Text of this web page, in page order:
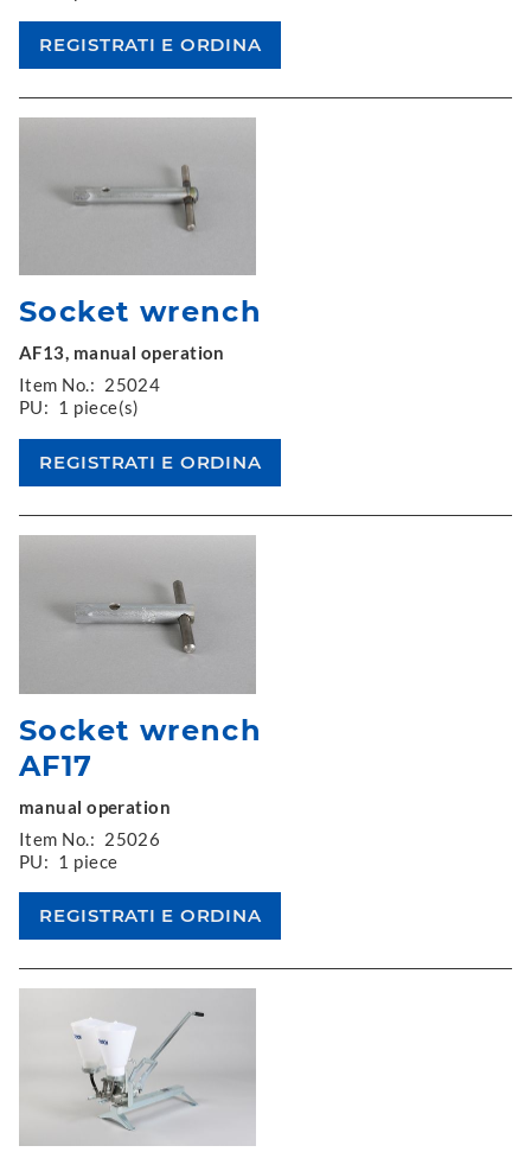
Socket wrench
AF13, manual operation
Item No.: 25024
PU: 1 piece(s)
Socket wrench
AF17
manual operation
Item No.: 25026
PU: 1 piece